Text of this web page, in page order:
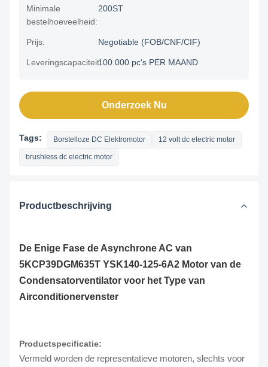
Minimale
bestelhoeveelheid:
200ST
Prijs: Negotiable (FOB/CNF/CIF)
Leveringscapaciteit:100.000 pc's PER MAAND
Onderzoek Nu
Tags: Borstelloze DC Elektromotor 12 volt dc electric motor
brushless dc electric motor
Productbeschrijving
De Enige Fase de Asynchrone AC van
5KCP39DGM635T YSK140-125-6A2 Motor van de
Condensatorventilator voor het Type van
Airconditionervenster
Productspecificatie:
Vermeld worden de representatieve motoren, slechts voor